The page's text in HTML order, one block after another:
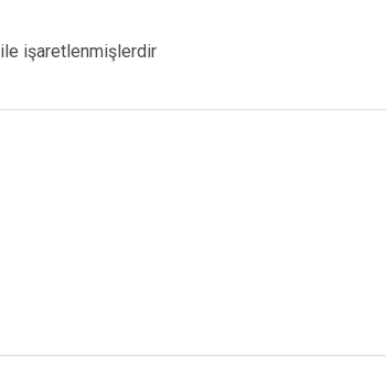
ile işaretlenmişlerdir